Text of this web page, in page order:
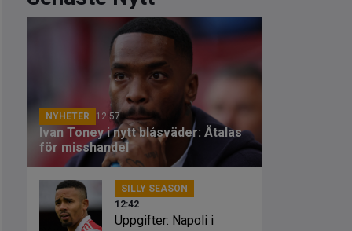
NYHETER 12:57
Ivan Toney i nytt blåsväder: Åtalas
för misshandel
SILLY SEASON
12:42
Uppgifter: Napoli i